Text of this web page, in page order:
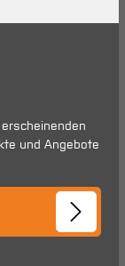
und Angebote